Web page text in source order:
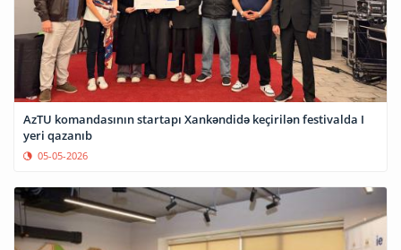
AzTU komandasının startapı Xankəndidə keçirilən festivalda I
yeri qazanıb
05-05-2026